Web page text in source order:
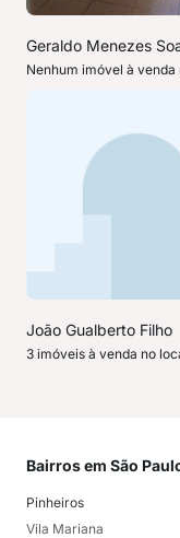
Geraldo Menezes
Nenhum imóvel à venda
João Gualberto Filho
3 imóveis à venda no
Bairros em São
Pinheiros
Vila Mariana